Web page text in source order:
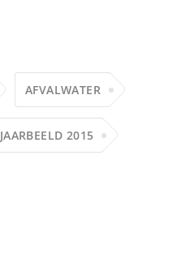
AFVALWATER
JAARBEELD 2015